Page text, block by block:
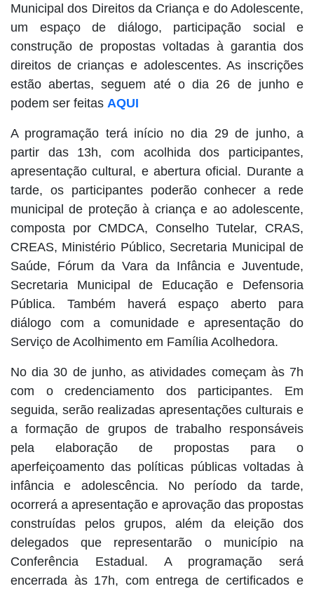
Municipal dos Direitos da Criança e do Adolescente,
um espaço de diálogo, participação social e
construção de propostas voltadas à garantia dos
direitos de crianças e adolescentes. As inscrições
estão abertas, seguem até o dia 26 de junho e
podem ser feitas AQUI
A programação terá início no dia 29 de junho, a
partir das 13h, com acolhida dos participantes,
apresentação cultural, e abertura oficial. Durante a
tarde, os participantes poderão conhecer a rede
municipal de proteção à criança e ao adolescente,
composta por CMDCA, Conselho Tutelar, CRAS,
CREAS, Ministério Público, Secretaria Municipal de
Saúde, Fórum da Vara da Infância e Juventude,
Secretaria Municipal de Educação e Defensoria
Pública. Também haverá espaço aberto para
diálogo com a comunidade e apresentação do
Serviço de Acolhimento em Família Acolhedora.
No dia 30 de junho, as atividades começam às 7h
com o credenciamento dos participantes. Em
seguida, serão realizadas apresentações culturais e
a formação de grupos de trabalho responsáveis
pela elaboração de propostas para o
aperfeiçoamento das políticas públicas voltadas à
infância e adolescência. No período da tarde,
ocorrerá a apresentação e aprovação das propostas
construídas pelos grupos, além da eleição dos
delegados que representarão o município na
Conferência Estadual. A programação será
encerrada às 17h, com entrega de certificados e